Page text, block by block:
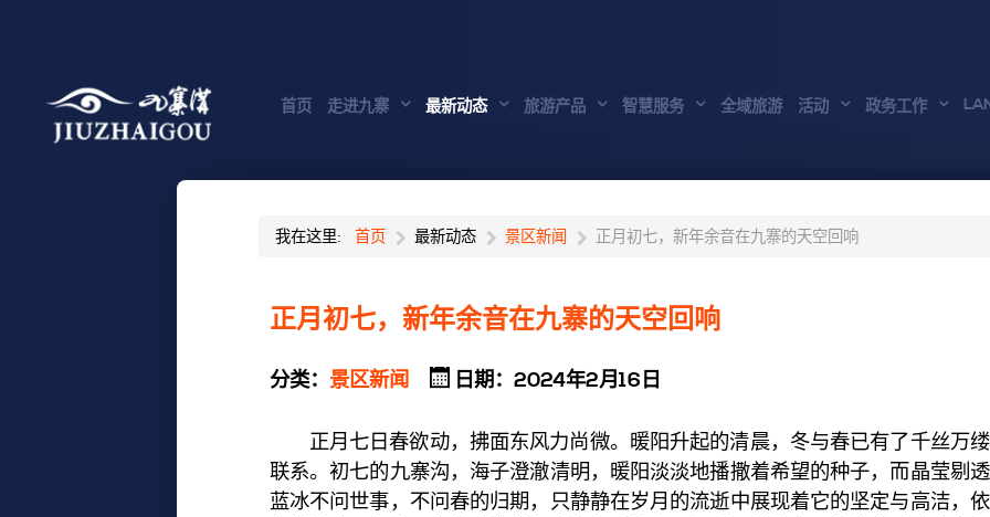
首页 走进九寨 最新动态 旅游产品 智慧服务 全域旅游 活动 政务工作
我在这里: 首页 最新动态 景区新闻 正月初七，新年余音在九寨的天空回响
正月初七，新年余音在九寨的天空回响
分类： 景区新闻 日期：2024年2月16日
正月七日春欲动，拂面东风力尚微。暖阳升起的清晨，冬与春已有了千丝万
联系。初七的九寨沟，海子澄澈清明，暖阳淡淡地播撒着希望的种子，而晶莹剔
蓝冰不问世事，不问春的归期，只静静在岁月的流逝中展现着它的坚定与高洁，